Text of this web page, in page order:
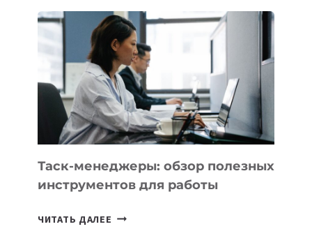
НОВЫЕ
ПРЕДМЕТЫ
ПО
ИСКУССТВЕННОМУ
ИНТЕЛЛЕКТУ
Таск-менеджеры: обзор полезных
инструментов для работы
ЧИТАТЬ ДАЛЕЕ ТАСК-